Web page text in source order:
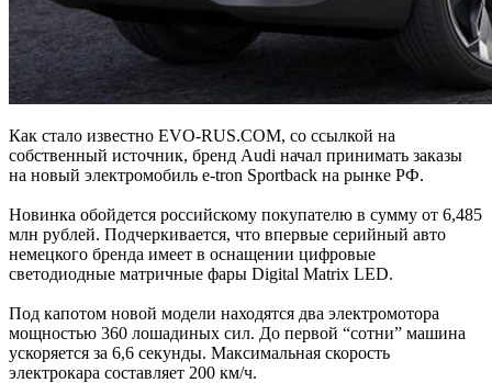
Как стало известно EVO-RUS.COM, со ссылкой на
собственный источник, бренд Audi начал принимать заказы
на новый электромобиль e-tron Sportback на рынке РФ.
Новинка обойдется российскому покупателю в сумму от 6,485
млн рублей. Подчеркивается, что впервые серийный авто
немецкого бренда имеет в оснащении цифровые
светодиодные матричные фары Digital Matrix LED.
Под капотом новой модели находятся два электромотора
мощностью 360 лошадиных сил. До первой “сотни” машина
ускоряется за 6,6 секунды. Максимальная скорость
электрокара составляет 200 км/ч.